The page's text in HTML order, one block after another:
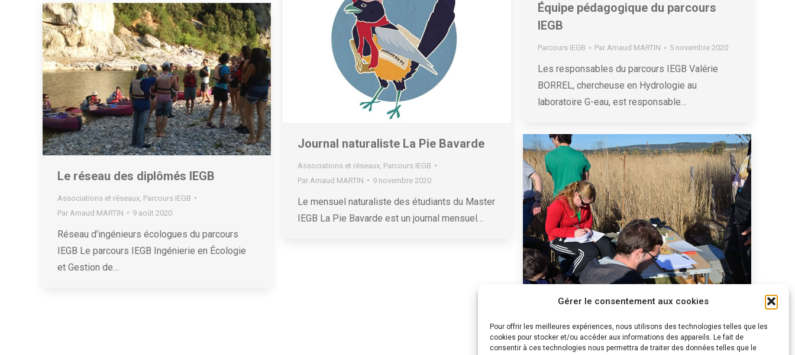
Gérer le consentement aux cookies
Pour offrir les meilleures expériences, nous utilisons des technologies telles que les
cookies pour stocker et/ou accéder aux informations des appareils. Le fait de
consentir à ces technologies nous permettra de traiter des données telles que le
Journal naturaliste La Pie Bavarde
Associations et réseaux Parcours IEGB
Par Arnaud MARTIN 9 novembre 2020
Le mensuel naturaliste des étudiants du Master
IEGB La Pie Bavarde est un journal mensuel…
Équipe pédagogique du parcours
IEGB
Parcours IEGB Par Arnaud MARTIN 5 novembre 2020
Les responsables du parcours IEGB Valérie
BORREL, chercheuse en Hydrologie au
laboratoire G-eau, est responsable…
Le réseau des diplômés IEGB
Associations et réseaux Parcours IEGB
Par Arnaud MARTIN 9 août 2020
Réseau d’ingénieurs écologues du parcours
IEGB Le parcours IEGB Ingénierie en Écologie
et Gestion de…
Foire Aux Questions Master IEGB
Parcours IEGB ParArnaud MARTIN 8 janvier 2019
Foire Aux Questions pour les candidat.e.s au